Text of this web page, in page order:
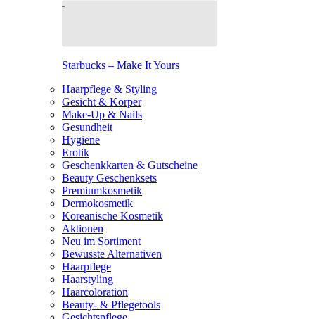
Starbucks – Make It Yours
Haarpflege & Styling
Gesicht & Körper
Make-Up & Nails
Gesundheit
Hygiene
Erotik
Geschenkkarten & Gutscheine
Beauty Geschenksets
Premiumkosmetik
Dermokosmetik
Koreanische Kosmetik
Aktionen
Neu im Sortiment
Bewusste Alternativen
Haarpflege
Haarstyling
Haarcoloration
Beauty- & Pflegetools